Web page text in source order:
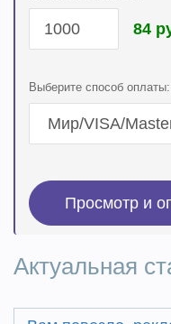
84
Выберите способ оплаты:
Актуальная